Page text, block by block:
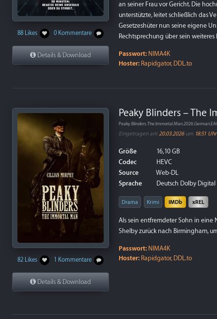
88 Likes 0 Kommentare
Details & Download
an seiner Frau vor Gericht. Die
unterstützte, leitet schließlich das
Gesetzeshüter nun seine eigene
Rechtsprechung über sein
Passwort: NIMA4K
Hoster: Rapidgator, DDL.to
82 Likes 1 Kommentare
Details & Download
Peaky Blinders – The
Eingetragen am 20.03.2026um 18:51 Uhr
Größe
16,10 GB
Codec
HEVC
Source
Web-DL
Sprache
Deutsch Dolby Digital
Drama Krimi IMDb xREL
Als sein entfremdeter Sohn in eine
Shelby zurück nach Birmingham,
Passwort: NIMA4K
Hoster: Rapidgator, DDL.to